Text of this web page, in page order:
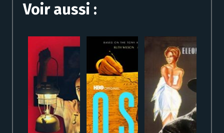
Voir aussi :